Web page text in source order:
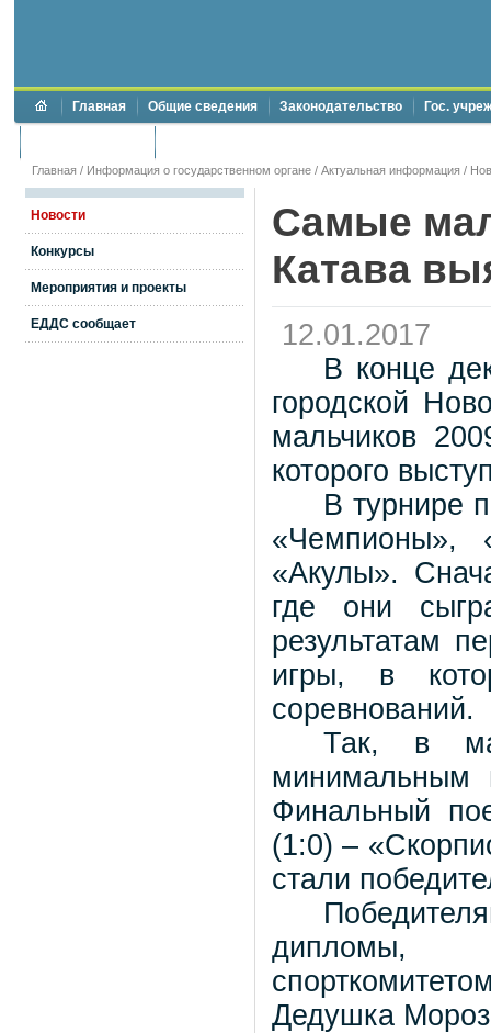
Главная Общие сведения Законодательство Гос.
Главная / Информация о государственном органе / Актуальная информация /
Новости
Конкурсы
Мероприятия и проекты
ЕДДС сообщает
Самые
Катава
12.01.2017
В конце
городской
мальчиков
которого
В турнире
«Чемпионы»,
«Акулы».
где они
результатам
игры, в
соревнований.
Так, в
минимальным
Финальный
(1:0) –
стали
дипломы,
Дедушка